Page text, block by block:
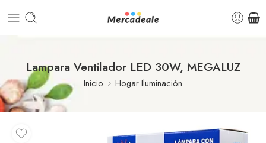
Lampara Ventilador LED 30W, MEGALUZ
Inicio Hogar Iluminación